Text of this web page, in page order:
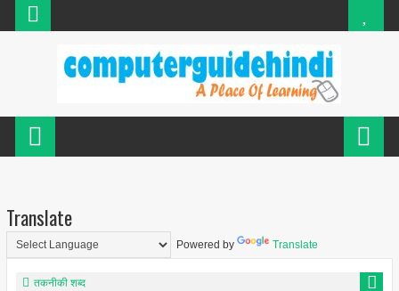
Translate
Powered by Translate
तकनीकी शब्द